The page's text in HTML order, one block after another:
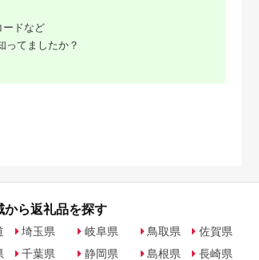
ードなど
ってましたか？
から返礼品を探す
埼玉県
千葉県
岐阜県
静岡県
鳥取県
島根県
佐賀県
長崎県